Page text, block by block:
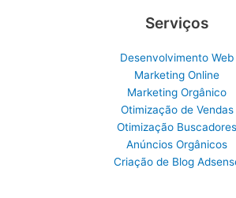
Serviços
Desenvolvimento Web
Marketing Online
Marketing Orgânico
Otimização de Vendas
Otimização Buscadores
Anúncios Orgânicos
Criação de Blog